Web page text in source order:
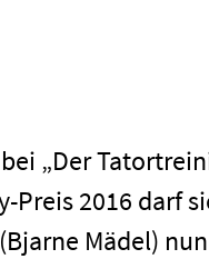
„Der
Preis 2016 darf
Mädel)